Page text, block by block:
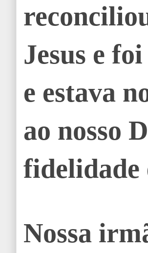
Jesus e
e estava
ao nosso
fidelidade
Nossa